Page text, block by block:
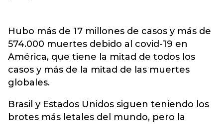
Hubo más de 17 millones de casos y más de
574.000 muertes debido al covid-19 en
América, que tiene la mitad de todos los
casos y más de la mitad de las muertes
globales.
Brasil y Estados Unidos siguen teniendo los
brotes más letales del mundo, pero la